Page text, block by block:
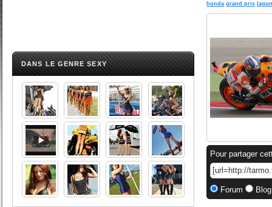
DANS LE GENRE SEXY
honda grand prix
Pour partager
Forum